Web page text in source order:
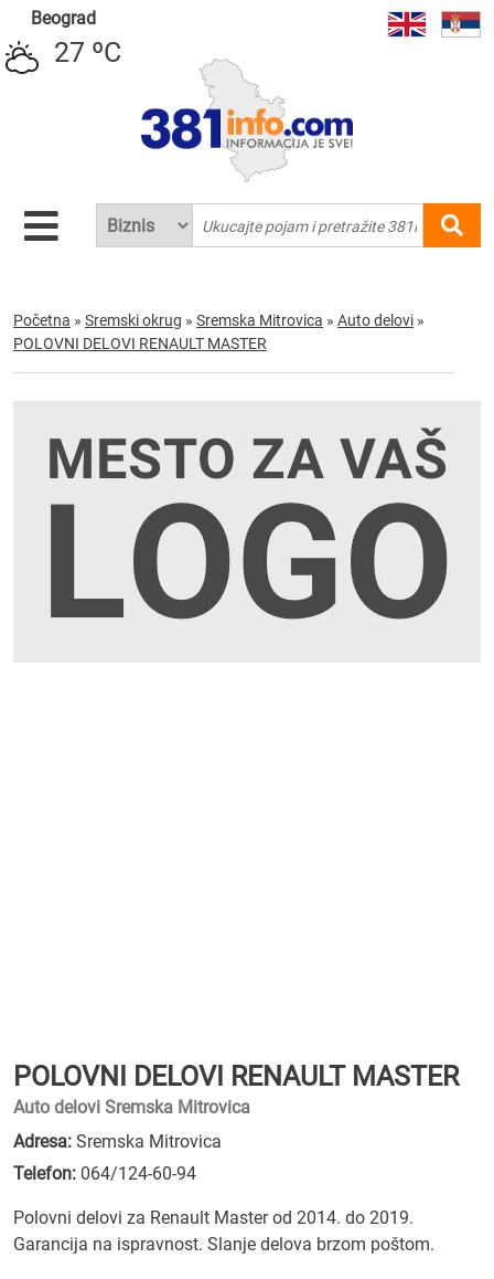
Beograd
27 ºC
Početna » Sremski okrug » Sremska Mitrovica » Auto delovi »
POLOVNI DELOVI RENAULT MASTER
POLOVNI DELOVI RENAULT MASTER
Auto delovi Sremska Mitrovica
Adresa: Sremska Mitrovica
Telefon: 064/124-60-94
Polovni delovi za Renault Master od 2014. do 2019.
Garancija na ispravnost. Slanje delova brzom poštom.